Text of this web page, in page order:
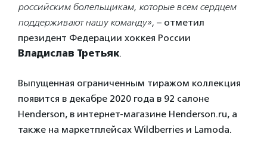
российским болельщикам, которые всем сердцем
поддерживают нашу команду», – отметил
президент Федерации хоккея России
Владислав Третьяк.
Выпущенная ограниченным тиражом коллекция
появится в декабре 2020 года в 92 салоне
Henderson, в интернет-магазине Henderson.ru, а
также на маркетплейсах Wildberries и Lamoda.